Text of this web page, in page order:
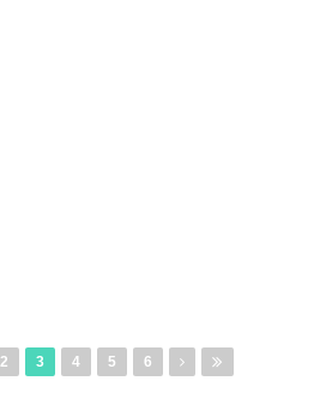
2 3 4 5 6